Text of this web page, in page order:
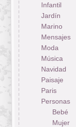
Infantil
Jardín
Marino
Mensajes
Moda
Música
Navidad
Paisaje
Paris
Personas
Bebé
Mujer